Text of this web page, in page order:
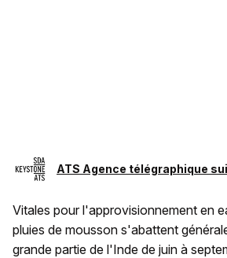
ATS Agence télégraphique
Vitales pour l'approvisionnement en
pluies de mousson s'abattent
grande partie de l'Inde de juin à